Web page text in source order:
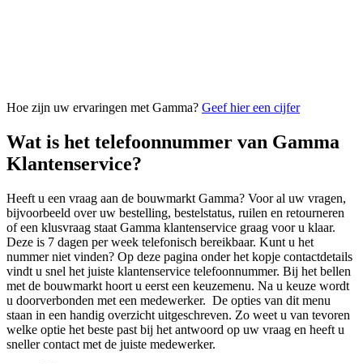
Hoe zijn uw ervaringen met Gamma? Geef hier een cijfer
Wat is het telefoonnummer van Gamma
Klantenservice?
Heeft u een vraag aan de bouwmarkt Gamma? Voor al uw vragen,
bijvoorbeeld over uw bestelling, bestelstatus, ruilen en retourneren
of een klusvraag staat Gamma klantenservice graag voor u klaar.
Deze is 7 dagen per week telefonisch bereikbaar. Kunt u het
nummer niet vinden? Op deze pagina onder het kopje contactdetails
vindt u snel het juiste klantenservice telefoonnummer. Bij het bellen
met de bouwmarkt hoort u eerst een keuzemenu. Na u keuze wordt
u doorverbonden met een medewerker. De opties van dit menu
staan in een handig overzicht uitgeschreven. Zo weet u van tevoren
welke optie het beste past bij het antwoord op uw vraag en heeft u
sneller contact met de juiste medewerker.